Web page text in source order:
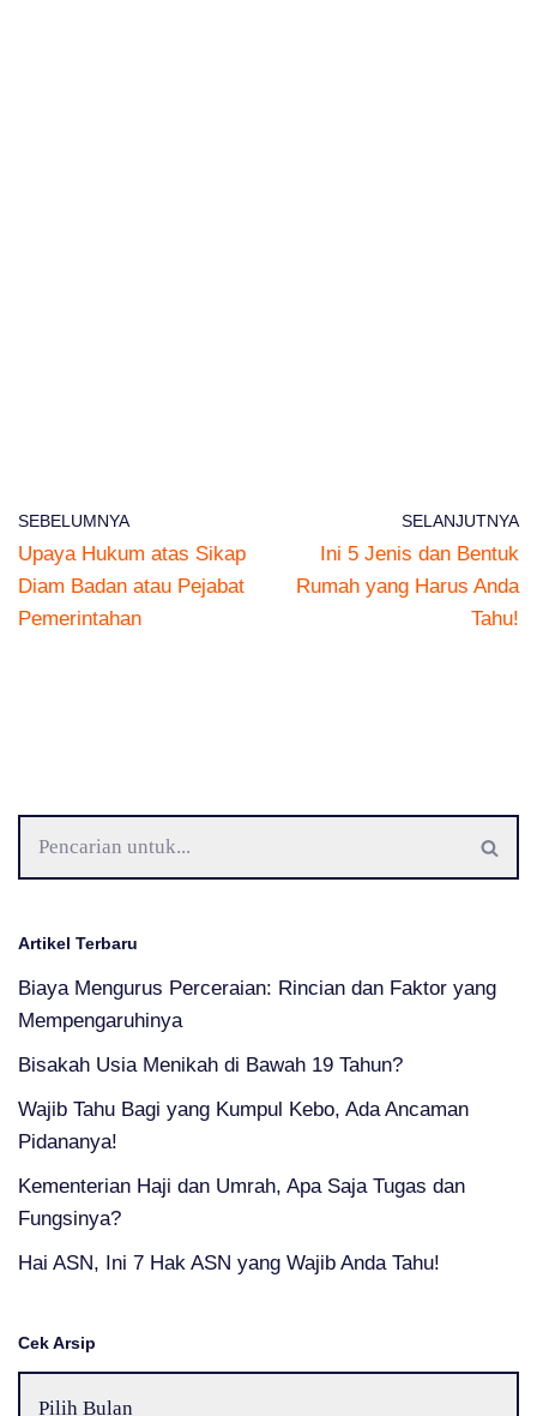
SEBELUMNYA
Upaya Hukum atas Sikap
Diam Badan atau Pejabat
Pemerintahan
SELANJUTNYA
Ini 5 Jenis dan Bentuk
Rumah yang Harus Anda
Tahu!
Artikel Terbaru
Biaya Mengurus Perceraian: Rincian dan Faktor yang
Mempengaruhinya
Bisakah Usia Menikah di Bawah 19 Tahun?
Wajib Tahu Bagi yang Kumpul Kebo, Ada Ancaman
Pidananya!
Kementerian Haji dan Umrah, Apa Saja Tugas dan
Fungsinya?
Hai ASN, Ini 7 Hak ASN yang Wajib Anda Tahu!
Cek Arsip